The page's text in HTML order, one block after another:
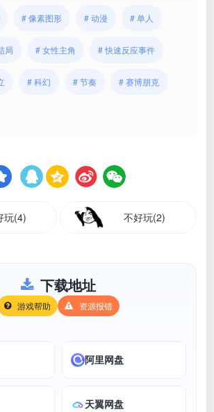
# 像素图形 # 动漫 # 单人
局 # 女性主角 # 快速反应事件
# 科幻 # 节奏 # 赛博朋克
玩(4) 不好玩(2)
下载地址
游戏帮助 资源报错
阿里网盘
天翼网盘